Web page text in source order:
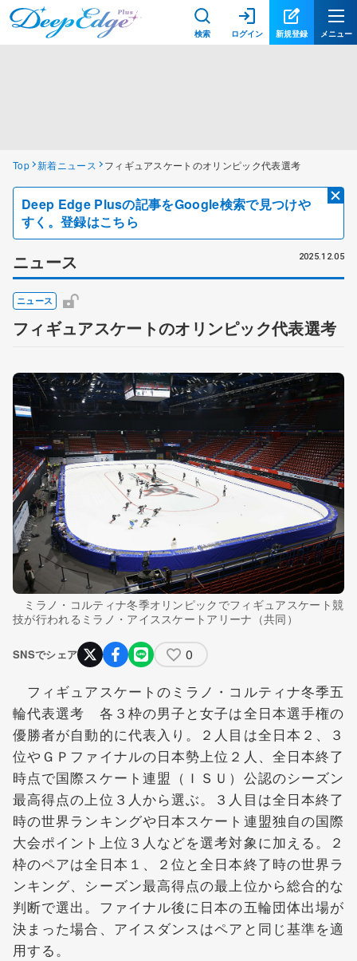
検索 ログイン 新規登録 メニュー
Top 新着ニュース フィギュアスケートのオリンピック代表選考
Deep Edge Plusの記事をGoogle検索で見つけや
すく。登録はこちら
ニュース 2025.12.05
ニュース
フィギュアスケートのオリンピック代表選考
ミラノ・コルティナ冬季オリンピックでフィギュアスケート競
技が行われるミラノ・アイススケートアリーナ（共同）
SNSでシェア 0
フィギュアスケートのミラノ・コルティナ冬季五
輪代表選考 各３枠の男子と女子は全日本選手権の
優勝者が自動的に代表入り。２人目は全日本２、３
位やＧＰファイナルの日本勢上位２人、全日本終了
時点で国際スケート連盟（ＩＳＵ）公認のシーズン
最高得点の上位３人から選ぶ。３人目は全日本終了
時の世界ランキングや日本スケート連盟独自の国際
大会ポイント上位３人などを選考対象に加える。２
枠のペアは全日本１、２位と全日本終了時の世界ラ
ンキング、シーズン最高得点の最上位から総合的な
判断で選出。ファイナル後に日本の五輪団体出場が
決まった場合、アイスダンスはペアと同じ基準を適
用する。